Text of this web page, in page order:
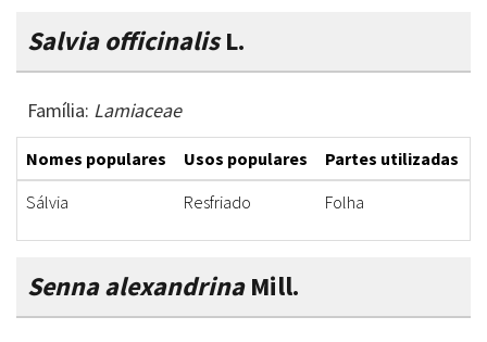
Salvia officinalisL.
Família: Lamiaceae
Nomes populares Usos populares Partes utilizadas
Sálvia
Resfriado Folha
Senna alexandrinaMill.